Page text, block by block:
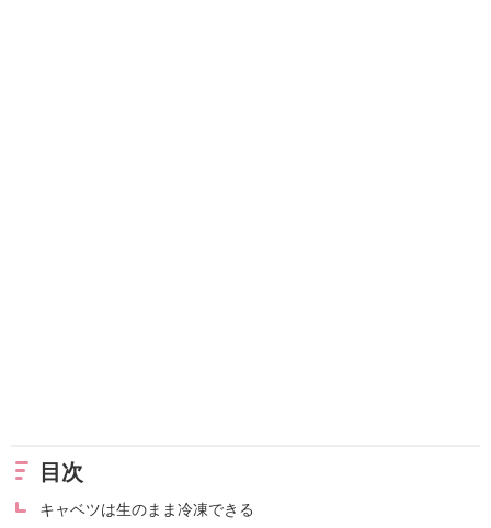
目次
キャベツは生のまま冷凍できる